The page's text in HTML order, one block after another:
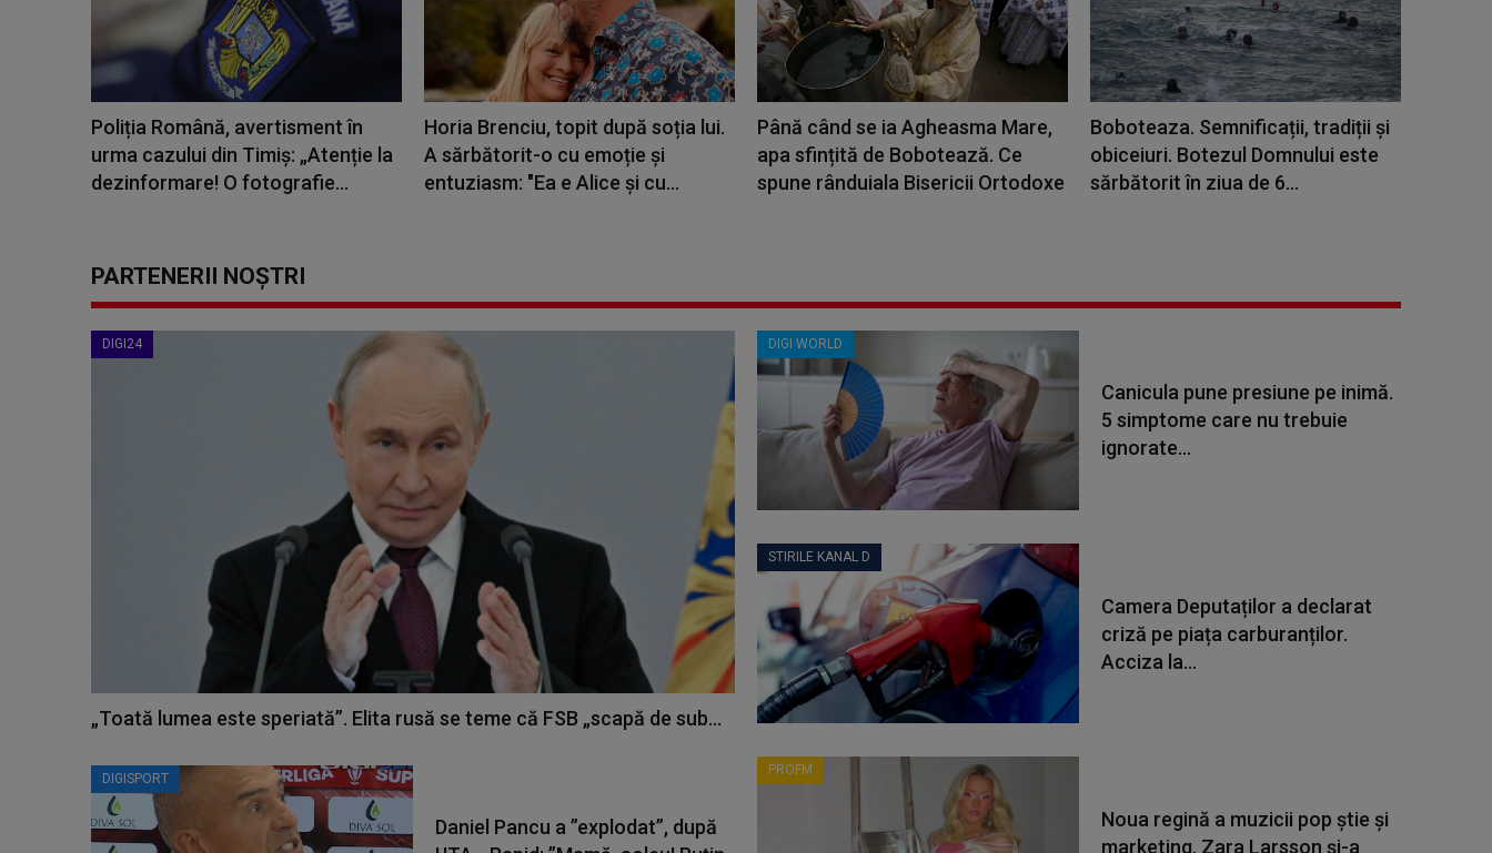
Poliția Română, avertisment în
urma cazului din Timiș: „Atenție la
dezinformare! O fotografie...
Horia Brenciu, topit după soția lui.
A sărbătorit-o cu emoție și
entuziasm: "Ea e Alice și cu...
Până când se ia Agheasma Mare,
apa sfințită de Bobotează. Ce
spune rânduiala Bisericii Ortodoxe
Boboteaza. Semnificații, tradiții și
obiceiuri. Botezul Domnului este
sărbătorit în ziua de 6...
PARTENERII NOȘTRI
DIGI24
„Toată lumea este speriată”. Elita rusă se teme că FSB „scapă de sub...
DIGISPORT
Daniel Pancu a ”explodat”, după
DIGI WORLD
Canicula pune presiune pe inimă.
5 simptome care nu trebuie
ignorate...
STIRILE KANAL D
Camera Deputaților a declarat
criză pe piața carburanților.
Acciza la...
PROFM
Noua regină a muzicii pop știe și
marketing. Zara Larsson și-a